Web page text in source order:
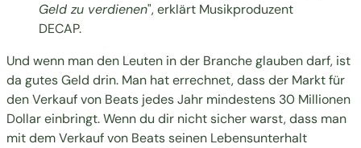
Geld zu verdienen",erklärt Musikproduzent
DECAP.
Und wenn man den Leuten in der Branche glauben darf, ist
da gutes Geld drin. Man hat errechnet, dass der Markt für
den Verkauf von Beats jedes Jahr mindestens 30 Millionen
Dollar einbringt. Wenn du dir nicht sicher warst, dass man
mit dem Verkauf von Beats seinen Lebensunterhalt